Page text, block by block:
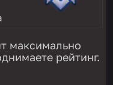
максимально
рейтинг.